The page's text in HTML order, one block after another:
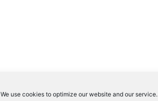
We use cookies to optimize our website and our service.